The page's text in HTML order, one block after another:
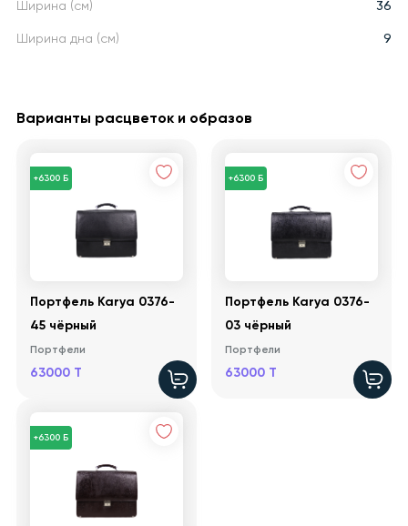
Ширина (см) 36
Ширина дна (см) 9
Варианты расцветок и образов
+6300 Б
Портфель Karya 0376-
45 чёрный
Портфели
63000 T
+6300 Б
Портфель Karya 0376-
03 чёрный
Портфели
63000 T
+6300 Б